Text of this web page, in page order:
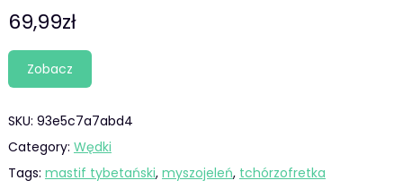
69,99zł
Zobacz
SKU: 93e5c7a7abd4
Category: Wędki
Tags: mastif tybetański, myszojeleń, tchórzofretka